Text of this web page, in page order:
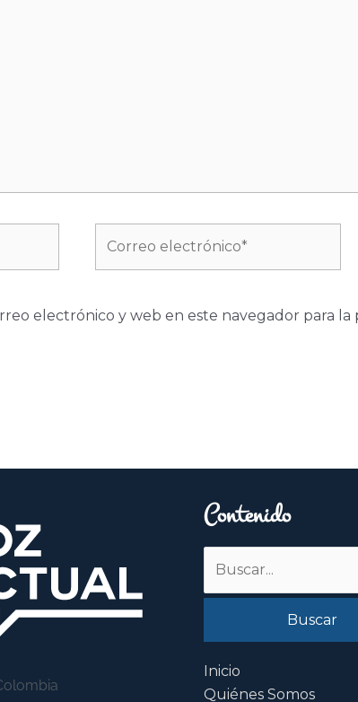
electrónico*
electrónico y web en este navegador para
Contenido
por:
Inicio
Quiénes Somos